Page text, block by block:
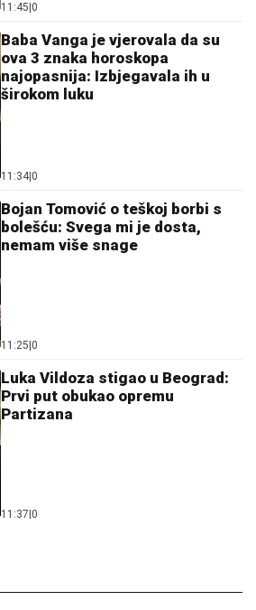
11:45 0
Baba Vanga je vjerovala da su
ova 3 znaka horoskopa
najopasnija: Izbjegavala ih u
širokom luku
11:34 0
Bojan Tomović o teškoj borbi s
bolešću: Svega mi je dosta,
nemam više snage
11:25 0
Luka Vildoza stigao u Beograd:
Prvi put obukao opremu
Partizana
11:37 0